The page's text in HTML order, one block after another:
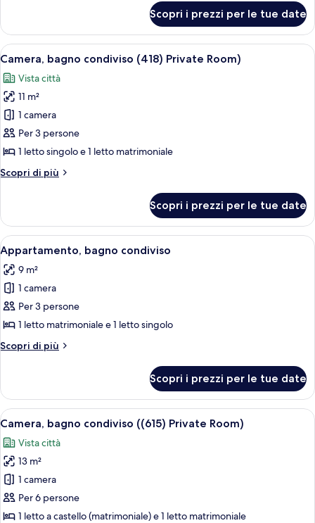
bagno
condiviso
(815)
Scopri i prezzi per le tue date
Apri
tutte
le
foto
per
Camera,
bagno
(418)
Una camera compatta con un letto,
2
Camera, bagno condiviso (418) Private Room)
Vista città
11 m²
1 camera
Per 3 persone
1 letto singolo e 1 letto matrimoniale
Scopri di più
Altri
bagno
condiviso
(418)
Private
Room)
Scopri i prezzi per le tue date
Apri
tutte
le
foto
per
Appartamento,
bagno
condiviso
Appartamento, bagno condiviso |
1
Appartamento, bagno condiviso
9 m²
1 camera
Per 3 persone
1 letto matrimoniale e 1 letto singolo
Scopri di più
Altri
bagno
condiviso
Scopri i prezzi per le tue date
Apri
tutte
le
foto
per
Camera,
bagno
Camera d'albergo compatta con
4
Camera, bagno condiviso ((615) Private Room)
Vista città
13 m²
1 camera
Per 6 persone
1 letto a castello (matrimoniale) e 1 letto matrimoniale